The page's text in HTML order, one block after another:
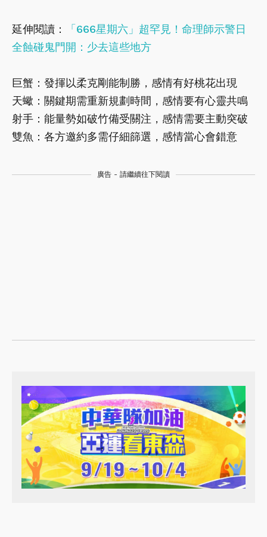
延伸閱讀：
「666星期六」超罕見！命理師示警日
全蝕碰鬼門開：少去這些地方
巨蟹：發揮以柔克剛能制勝，感情有好桃花出現
天蠍：關鍵期需重新規劃時間，感情要有心靈共鳴
射手：能量勢如破竹備受關注，感情需要主動突破
雙魚：各方邀約多需仔細篩選，感情當心會錯意
廣告 - 請繼續往下閱讀